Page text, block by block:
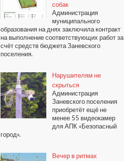
собак
Администрация
муниципального
образования на днях заключила контракт
на выполнение соответствующих работ за
счёт средств бюджета Заневского
поселения.
Нарушителям не
скрыться
Администрация
Заневского поселения
приобретёт ещё не
менее 55 видеокамер
для АПК «Безопасный
город».
Вечер в ритмах